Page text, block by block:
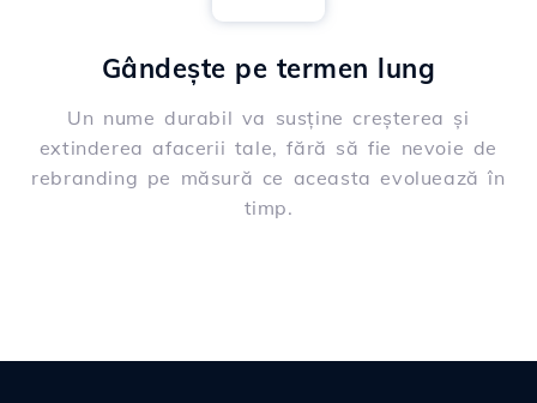
Gândește pe termen lung
Un nume durabil va susține creșterea și
extinderea afacerii tale, fără să fie nevoie de
rebranding pe măsură ce aceasta evoluează în
timp.